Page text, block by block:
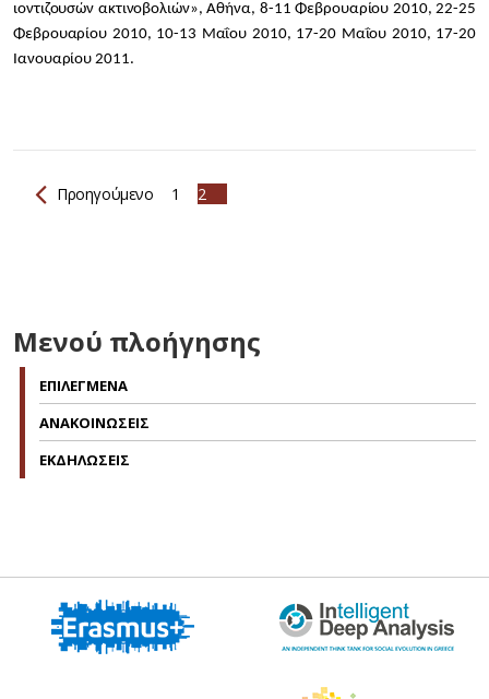
ιοντιζουσών ακτινοβολιών», Αθήνα, 8-11 Φεβρουαρίου 2010, 22-25
Φεβρουαρίου 2010, 10-13 Μαΐου 2010, 17-20 Μαΐου 2010, 17-20
Ιανουαρίου 2011.
Προηγούμενο 1 2
Μενού πλοήγησης
ΕΠΙΛΕΓΜΕΝΑ
ΑΝΑΚΟΙΝΩΣΕΙΣ
ΕΚΔΗΛΩΣΕΙΣ